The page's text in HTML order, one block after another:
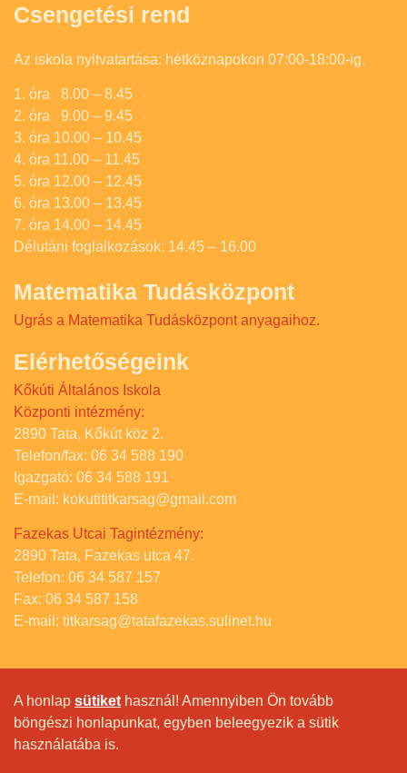
Csengetési rend
Az iskola nyitvatartása: hétköznapokon 07:00-18:00-ig.
1. óra 8.00 – 8.45
2. óra 9.00 – 9.45
3. óra 10.00 – 10.45
4. óra 11.00 – 11.45
5. óra 12.00 – 12.45
6. óra 13.00 – 13.45
7. óra 14.00 – 14.45
Délutáni foglalkozások: 14.45 – 16.00
Matematika Tudásközpont
Ugrás a Matematika Tudásközpont anyagaihoz.
Elérhetőségeink
Kőkúti Általános Iskola
Központi intézmény:
2890 Tata, Kőkút köz 2.
Telefon/fax: 06 34 588 190
Igazgató: 06 34 588 191
E-mail: kokutititkarsag@gmail.com
Fazekas Utcai Tagintézmény:
2890 Tata, Fazekas utca 47.
Telefon: 06 34 587 157
Fax: 06 34 587 158
E-mail: titkarsag@tatafazekas.sulinet.hu
A honlap sütiket használ! Amennyiben Ön tovább
böngészi honlapunkat, egyben beleegyezik a sütik
használatába is.